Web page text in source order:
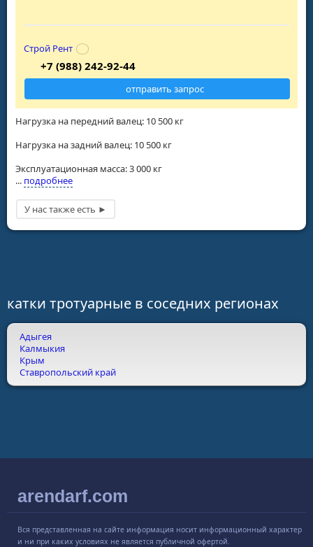
Нагрузка на передний валец: 10 500 кг
Нагрузка на задний валец: 10 500 кг
Эксплуатационная масса: 3 000 кг
... подробнее
Строй Рент
+7 (988) 242-92-44
отправить запрос
катки тротуарные в соседних регионах
Адыгея
Калмыкия
Крым
Ставропольский край
arendarf.com
Вся представленная на сайте информация носит информационный характер
и ни при каких условиях не является публичной офертой.